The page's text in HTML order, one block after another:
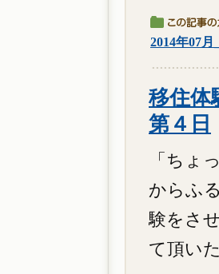
2014年07
移住体
第４日
「ちょ
からふ
験をさ
て頂い